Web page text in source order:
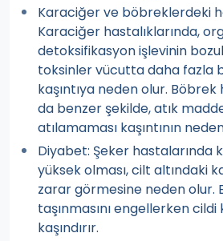
Karaciğer ve böbreklerdeki
Karaciğer hastalıklarında,
detoksifikasyon işlevinin
toksinler vücutta daha fazla
kaşıntıya neden olur. Böbrek
da benzer şekilde, atık
atılamaması kaşıntının
Diyabet: Şeker hastalarında
yüksek olması, cilt altındaki
zarar görmesine neden olur.
taşınmasını engellerken
kaşındırır.